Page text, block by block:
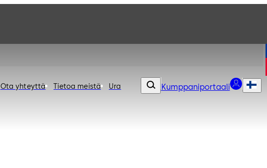
Ota yhteyttä Tietoa meistä Ura Kumppaniportaali